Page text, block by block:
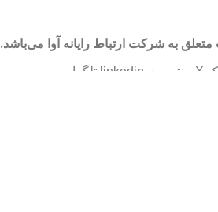
به شرکت ارتباط رایانه آوا می‌باشد.
X پینترست linkedin تلگرام